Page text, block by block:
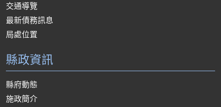
交通導覽
最新債務訊息
局處位置
縣政資訊
縣府動態
施政簡介